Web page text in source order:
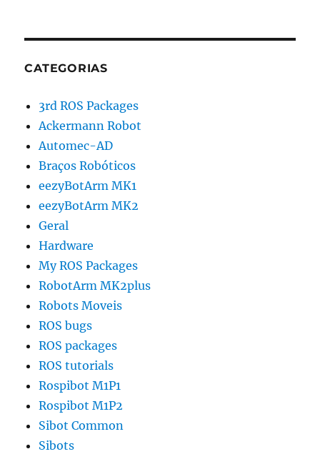
CATEGORIAS
3rd ROS Packages
Ackermann Robot
Automec-AD
Braços Robóticos
eezyBotArm MK1
eezyBotArm MK2
Geral
Hardware
My ROS Packages
RobotArm MK2plus
Robots Moveis
ROS bugs
ROS packages
ROS tutorials
Rospibot M1P1
Rospibot M1P2
Sibot Common
Sibots